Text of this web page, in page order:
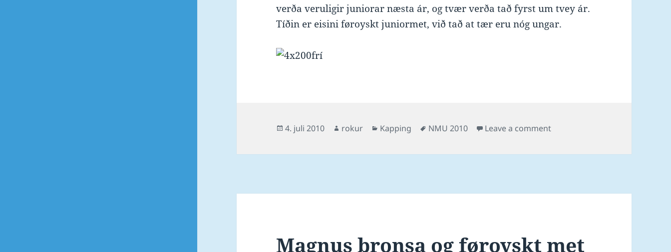
verða veruligir juniorar næsta ár, og tvær verða tað fyrst um tvey ár.
Tíðin er eisini føroyskt juniormet, við tað at tær eru nóg ungar.
Posted
4. juli 2010 Author
rokur Categories
Kapping Tags
NMU 2010 Leave a commenton Nýtt føroyskt met í 4×200
Magnus bronsa og føroyskt met